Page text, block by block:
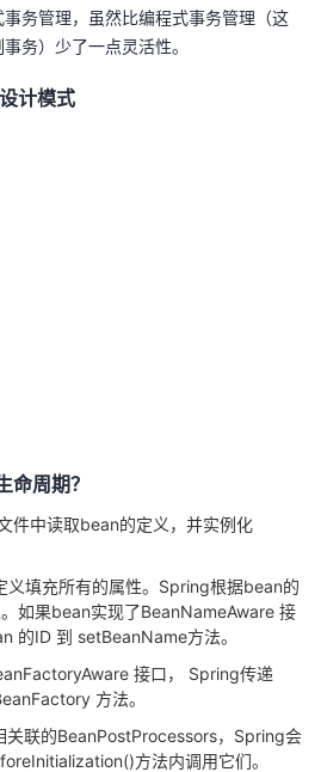
务管理，虽然比编程式事务管理（这
务）少了一点灵活性。
计模式
周期？
件中读取bean的定义，并实例化
义填充所有的属性。Spring根据bean的
如果bean实现了BeanNameAware 接
的ID 到 setBeanName方法。
接口， Spring传递
方法。
关联的BeanPostProcessors，Spring会
方法内调用它们。